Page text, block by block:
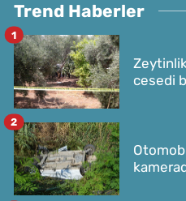
Trend Haberler
cesedi
1
2